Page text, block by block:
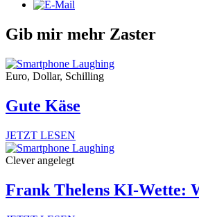
Gib mir mehr Zaster
Euro, Dollar, Schilling
Gute Käse
JETZT LESEN
Clever angelegt
Frank Thelens KI-Wette: